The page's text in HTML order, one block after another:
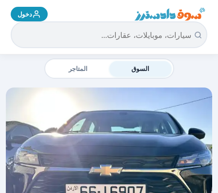
سوق دادسترز الرئيسية دخول
السوق المتاجر